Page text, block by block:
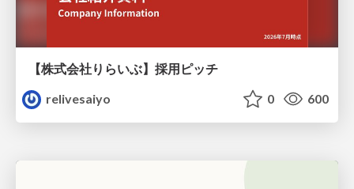
【株式会社りらいぶ】採用ピッチ
relivesaiyo
0 600